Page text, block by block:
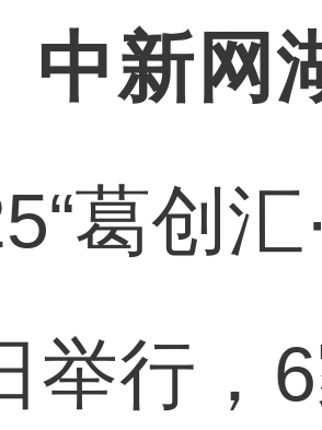
中新网
葛创
举行，